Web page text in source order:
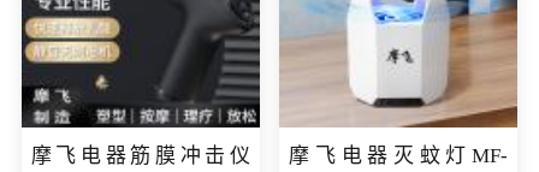
摩飞电器筋膜冲击仪
摩飞电器灭蚊灯MF-